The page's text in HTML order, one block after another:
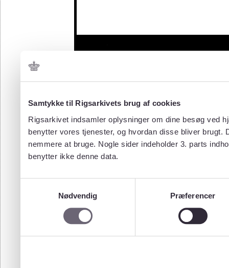
Samtykke til Rigsarkivets brug af cookies
Rigsarkivet indsamler oplysninger om dine besøg ved
benytter vores tjenester, og hvordan disse bliver
nemmere at bruge. Nogle sider indeholder 3. parts
benytter ikke denne data.
Nødvendig
Præferencer